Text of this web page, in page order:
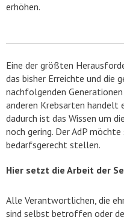
erhöhen.
Eine der größten
das bisher Erreichte und die
nachfolgenden
anderen Krebsarten handelt
dadurch ist das Wissen um
noch gering. Der AdP
bedarfsgerecht stellen.
Hier setzt die Arbeit der
Alle Verantwortlichen, die
sind selbst betroffen oder